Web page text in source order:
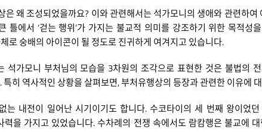
은 왜 조성되었을까요? 이와 관련해서는 석가모니의 생애와 관련하
에서 ‘걷는 행위’가 가지는 불교적 의미를 강조하기 위한 목적성
로 숭배의 아이콘이 될 정도로 진귀하게 여겨지고 있습니다.
가모니 부처님의 모습을 3차원의 조각으로 표현한 것은 불법의
히 역사적인 상황을 살펴보면, 부처유행상의 등장과 관련한 이유에
내전이 일어난 시기이기도 합니다. 수코타이의 세 번째 왕이었
을 가지고 있었습니다. 수차례의 전쟁 속에서도 람캄행은 불교에